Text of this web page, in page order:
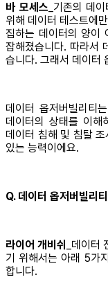
바 모세스 _기존의 데
위해 데이터 테스트에
집하는 데이터의 양이
잡해졌습니다. 따라서
습니다. 그래서 데이터
데이터 옵저버빌리티
데이터의 상태를 이
데이터 침해 및 침탈
있는 능력이에요.
Q. 데이터 옵저버빌리
라이어 개비쉬
_데이
기 위해서는 아래 5가
합니다.